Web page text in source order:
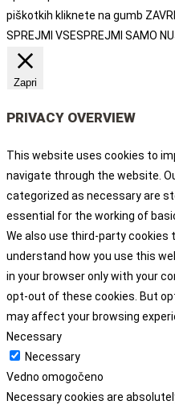
piškotkih kliknete na gumb
SPREJMI VSESPREJMI SAMO
Zapri
PRIVACY OVERVIEW
This website uses cookies to
navigate through the website.
categorized as necessary are
essential for the working of
We also use third-party cookies
understand how you use this
in your browser only with your
opt-out of these cookies. But
may affect your browsing
Necessary
Necessary
Vedno omogočeno
Necessary cookies are